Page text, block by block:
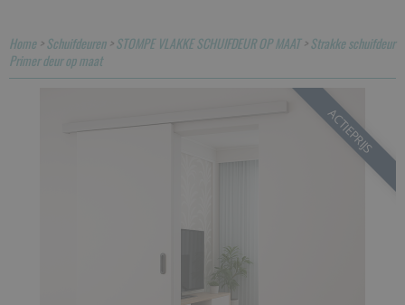
Home>Schuifdeuren>STOMPE VLAKKE SCHUIFDEUR OP MAAT>Strakke schuifdeur
Primer deur op maat
ACTIEPRIJS